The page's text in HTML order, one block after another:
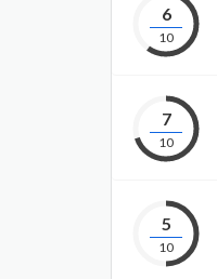
6
10
7
10
5
10